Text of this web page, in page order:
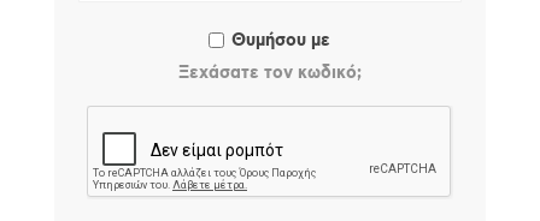
Θυμήσου με
Ξεχάσατε τον κωδικό;